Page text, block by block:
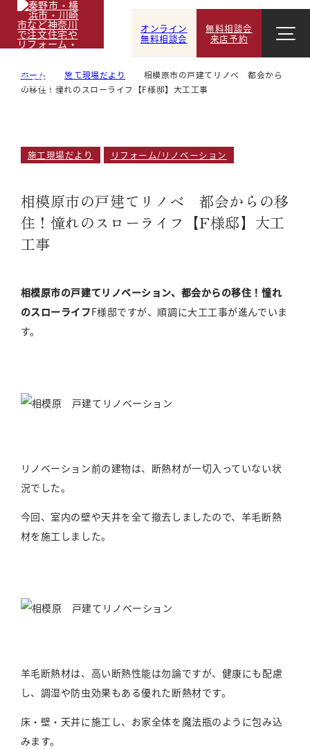
オンライン
無料相談会
無料相談会
来店予約
ホーム 施工現場だより
相模原市の戸建てリノベ 都会から
の移住！憧れのスローライフ【F様邸】大工工事
施工現場だより リフォーム/リノベーション
相模原市の戸建てリノベ 都会からの移
住！憧れのスローライフ【F様邸】大工
工事
相模原市の戸建てリノベーション、都会からの移住！憧れ
のスローライフF様邸ですが、順調に大工工事が進んでいま
す。
リノベーション前の建物は、断熱材が一切入っていない状
況でした。
今回、室内の壁や天井を全て撤去しましたので、羊毛断熱
材を施工しました。
羊毛断熱材は、高い断熱性能は勿論ですが、健康にも配慮
し、調湿や防虫効果もある優れた断熱材です。
床・壁・天井に施工し、お家全体を魔法瓶のように包み込
みます。